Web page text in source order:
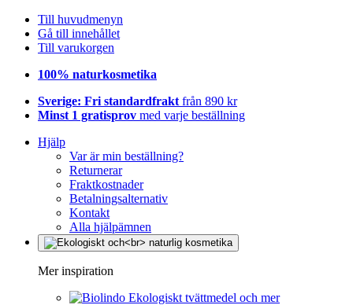
Till huvudmenyn
Gå till innehållet
Till varukorgen
100% naturkosmetika
Sverige: Fri standardfrakt från 890 kr
Minst 1 gratisprov med varje beställning
Hjälp
Var är min beställning?
Returnerar
Fraktkostnader
Betalningsalternativ
Kontakt
Alla hjälpämnen
Mer inspiration
Ekologiskt tvättmedel och mer